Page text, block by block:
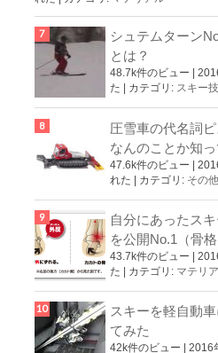
シュテムターン
とは？
48.7k件のビュー
た
カテゴリ: スキー
圧雪車の代名詞
なんのことか知っ
47.6k件のビュー |
れた | カテゴリ: その
自分にあったス
を公開No.1（骨格
43.7k件のビュー |
た | カテゴリ: マテリ
スキーを軽自動
てみた
42k件のビュー 2016